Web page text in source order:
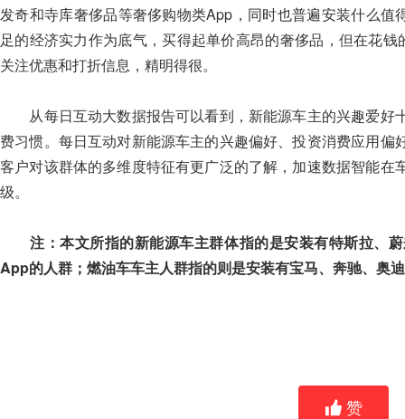
发奇和寺库奢侈品等奢侈购物类App，同时也普遍安装什么
足的经济实力作为底气，买得起单价高昂的奢侈品，但在花钱
关注优惠和打折信息，精明得很。
从每日互动大数据报告可以看到，新能源车主的兴趣爱好
费习惯。每日互动对新能源车主的兴趣偏好、投资消费应用
客户对该群体的多维度特征有更广泛的了解，加速数据智能
级。
注：本文所指的新能源车主群体指的是安装有特斯拉、
App的人群；燃油车车主人群指的则是安装有宝马、奔驰、奥
赞